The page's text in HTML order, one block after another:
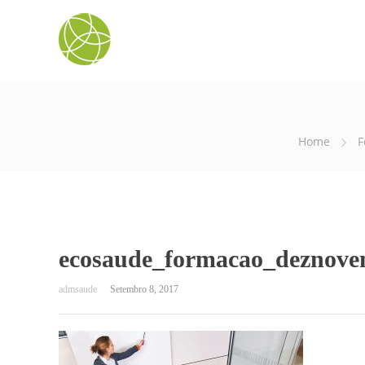
Home
Setembro 8, 2017